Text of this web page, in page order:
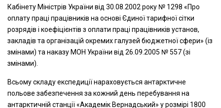
Кабінету Міністрів України від 30.08.2002 року № 1298 «Про
оплату праці працівників на основі Єдиної тарифної сітки
розрядів і коефіцієнтів з оплати праці працівників установ,
закладів та організацій окремих галузей бюджетної сфери» (із
змінами) та наказу МОН України від 26.09.2005 № 557 (зі
змінами).
Всьому складу експедиції нараховується антарктичне
польове забезпечення за кожний день перебування на
антарктичній станції «Академік Вернадський» у розмірі 1800